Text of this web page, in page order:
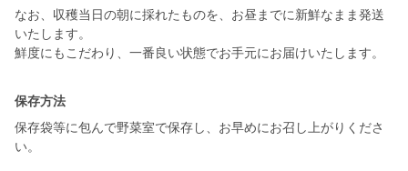
なお、収穫当日の朝に採れたものを、お昼までに新鮮なまま発送
いたします。
鮮度にもこだわり、一番良い状態でお手元にお届けいたします。
保存方法
保存袋等に包んで野菜室で保存し、お早めにお召し上がりくださ
い。